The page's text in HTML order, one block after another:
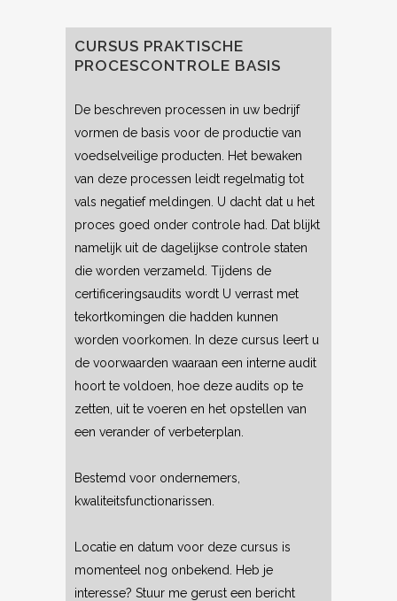
CURSUS PRAKTISCHE
PROCESCONTROLE BASIS
De beschreven processen in uw bedrijf
vormen de basis voor de productie van
voedselveilige producten. Het bewaken
van deze processen leidt regelmatig tot
vals negatief meldingen. U dacht dat u het
proces goed onder controle had. Dat blijkt
namelijk uit de dagelijkse controle staten
die worden verzameld. Tijdens de
certificeringsaudits wordt U verrast met
tekortkomingen die hadden kunnen
worden voorkomen. In deze cursus leert u
de voorwaarden waaraan een interne audit
hoort te voldoen, hoe deze audits op te
zetten, uit te voeren en het opstellen van
een verander of verbeterplan.
Bestemd voor ondernemers,
kwaliteitsfunctionarissen.
Locatie en datum voor deze cursus is
momenteel nog onbekend. Heb je
interesse? Stuur me gerust een bericht